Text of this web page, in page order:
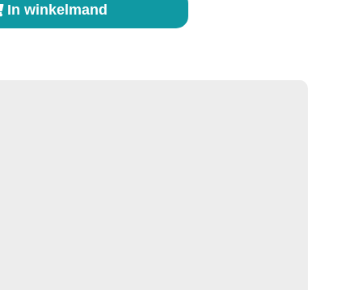
In winkelmand